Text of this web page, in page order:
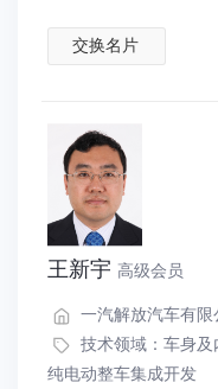
交换名片
王新宇 高级会员
一汽解放汽车有限
技术领域： 车身
纯电动整车集成开发